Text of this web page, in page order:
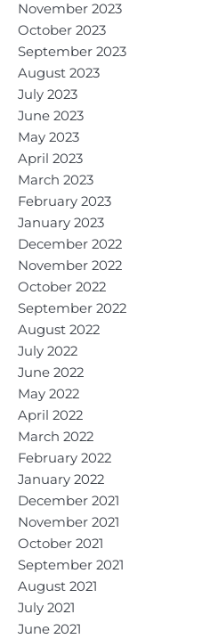
November 2023
October 2023
September 2023
August 2023
July 2023
June 2023
May 2023
April 2023
March 2023
February 2023
January 2023
December 2022
November 2022
October 2022
September 2022
August 2022
July 2022
June 2022
May 2022
April 2022
March 2022
February 2022
January 2022
December 2021
November 2021
October 2021
September 2021
August 2021
July 2021
June 2021